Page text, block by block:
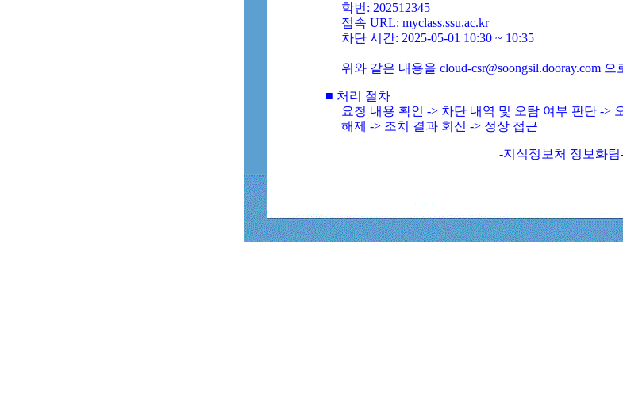
학번: 202512345
접속 URL: myclass.ssu.ac.kr
차단 시간: 2025-05-01 10:30 ~ 10:35
위와 같은 내용을 cloud-csr@soongsil.dooray.com
■ 처리 절차
요청 내용 확인 -> 차단 내역 및 오탐 여부 판단 ->
해제 -> 조치 결과 회신 -> 정상 접근
-지식정보처 정보화팀